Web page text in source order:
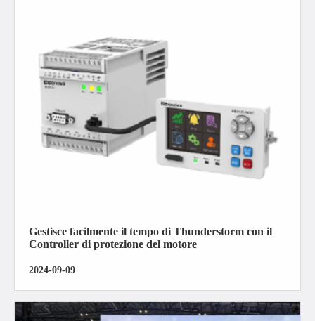
Gestisce facilmente il tempo di Thunderstorm con il
Controller di protezione del motore
2024-09-09